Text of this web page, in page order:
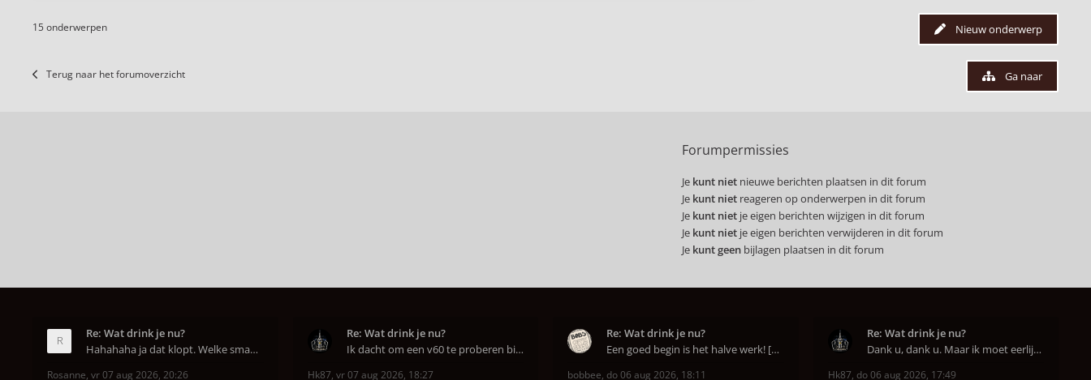
Nieuw onderwerp
15 onderwerpen
Terug naar het forumoverzicht Ga naar
Forumpermissies
Je kunt niet nieuwe berichten plaatsen in dit forum
Je kunt niet reageren op onderwerpen in dit forum
Je kunt niet je eigen berichten wijzigen in dit forum
Je kunt niet je eigen berichten verwijderen in dit forum
Je kunt geen bijlagen plaatsen in dit forum
Re: Wat drink je nu?
Hahahaha ja dat klopt. Welke smaak had je?? Ben
Rosanne, vr 07 aug 2026, 20:26
Re: Wat drink je nu?
Ik dacht om een v60 te proberen bij DAK in Amsterd
Hk87, vr 07 aug 2026, 18:27
Re: Wat drink je nu?
Een goed begin is het halve werk! [emoji6]
bobbee, do 06 aug 2026, 18:11
Re: Wat drink je nu?
Dank u, dank u. Maar ik moet eerlijk bekennen da
Hk87, do 06 aug 2026, 17:49